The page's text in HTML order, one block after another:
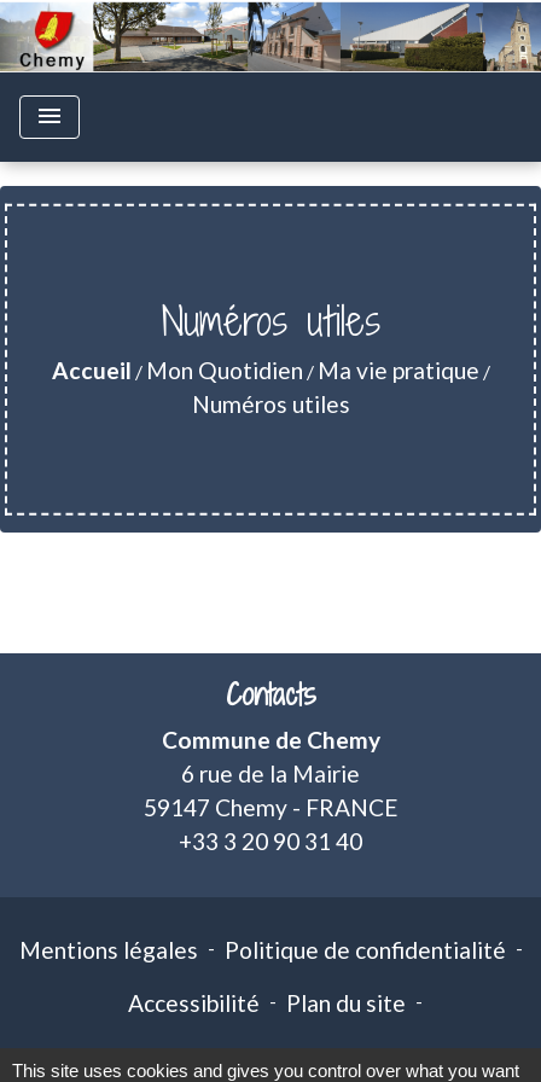
menu
Numéros utiles
Accueil / Mon Quotidien / Ma vie pratique /
Numéros utiles
Contacts
Commune de Chemy
6 rue de la Mairie
59147 Chemy - FRANCE
+33 3 20 90 31 40
Mentions légales - Politique de confidentialité -
Accessibilité - Plan du site -
This site uses cookies and gives you control over what you want